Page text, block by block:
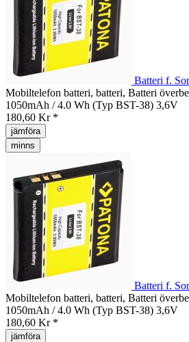
Batteri f.
Mobiltelefon batteri, batteri, Batteri
1050mAh / 4.0 Wh (Typ BST-38) 3,6V
180,60 Kr *
jämföra
minns
Batteri f.
Mobiltelefon batteri, batteri, Batteri
1050mAh / 4.0 Wh (Typ BST-38) 3,6V
180,60 Kr *
jämföra